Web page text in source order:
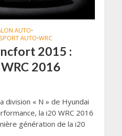
AUTO•
SPORT AUTO•WRC
2015 :
2016
division « N » de Hyundai
la i20 WRC 2016
génération de la i20